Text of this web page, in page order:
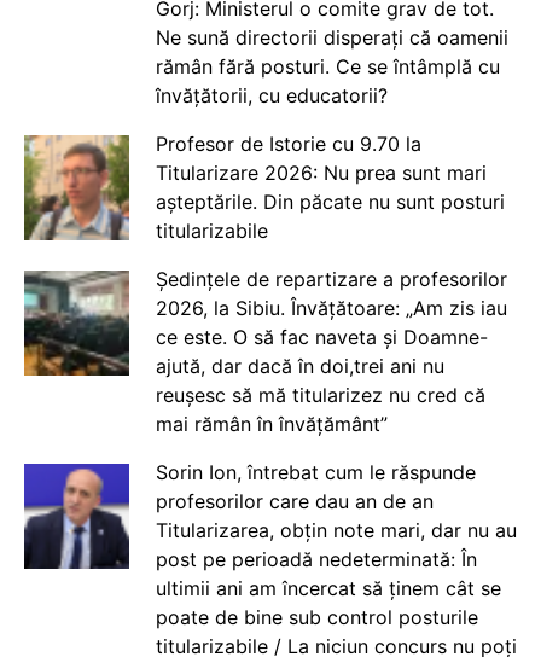
Gorj: Ministerul o comite grav de tot.
Ne sună directorii disperați că oamenii
rămân fără posturi. Ce se întâmplă cu
învățătorii, cu educatorii?
Profesor de Istorie cu 9.70 la
Titularizare 2026: Nu prea sunt mari
așteptările. Din păcate nu sunt posturi
titularizabile
Ședințele de repartizare a profesorilor
2026, la Sibiu. Învățătoare: „Am zis iau
ce este. O să fac naveta și Doamne-
ajută, dar dacă în doi,trei ani nu
reușesc să mă titularizez nu cred că
mai rămân în învățământ”
Sorin Ion, întrebat cum le răspunde
profesorilor care dau an de an
Titularizarea, obțin note mari, dar nu au
post pe perioadă nedeterminată: În
ultimii ani am încercat să ținem cât se
poate de bine sub control posturile
titularizabile / La niciun concurs nu poți